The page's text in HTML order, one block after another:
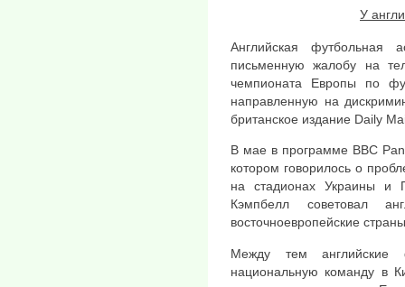
У
Английская футбольная
письменную жалобу на
чемпионата Европы по
направленную на
британское издание Daily
В мае в программе BBC
котором говорилось о
на стадионах Украины и
Кэмпбелл советовал
восточноевропейские
Между тем английские
национальную команду в